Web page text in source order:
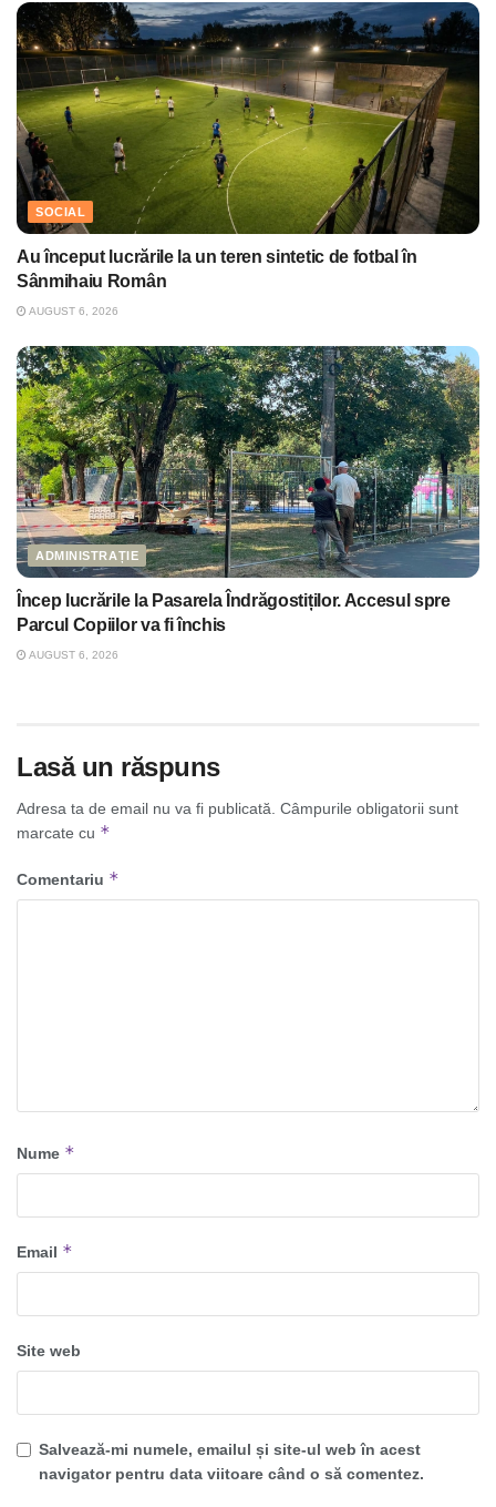
SOCIAL
Au început lucrările la un teren sintetic de fotbal în
Sânmihaiu Român
AUGUST 6, 2026
ADMINISTRAȚIE
Încep lucrările la Pasarela Îndrăgostiților. Accesul spre
Parcul Copiilor va fi închis
AUGUST 6, 2026
Lasă un răspuns
Adresa ta de email nu va fi publicată. Câmpurile obligatorii sunt
marcate cu *
Comentariu *
Nume *
Email *
Site web
Salvează-mi numele, emailul și site-ul web în acest
navigator pentru data viitoare când o să comentez.